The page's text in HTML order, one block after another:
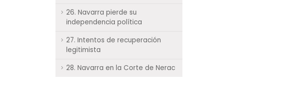
26. Navarra pierde su
independencia política
27. Intentos de recuperación
legitimista
28. Navarra en la Corte de Nerac